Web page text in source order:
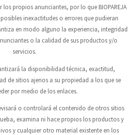
los propios anunciantes, por lo que BIOPAREJA
inexactitudes o errores que pudieran
en modo alguno la experiencia, integridad
o la calidad de sus productos y/o
servicios.
la disponibilidad técnica, exactitud,
de sitios ajenos a su propiedad a los que se
por medio de los enlaces.
o controlará el contenido de otros sitios
examina ni hace propios los productos y
y cualquier otro material existente en los